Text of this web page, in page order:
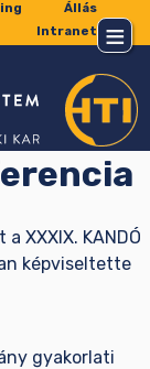
Állás
Intranet
XXXIX. KANDÓ
képviseltette
gyakorlati